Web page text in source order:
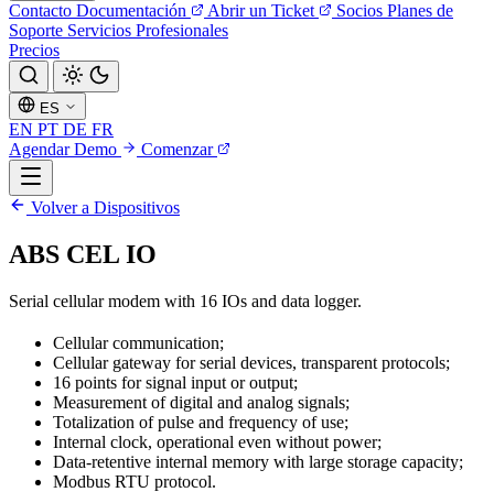
Contacto Documentación Abrir un Ticket Socios Planes de
Soporte Servicios Profesionales
Precios
ES
EN PT DE FR
Agendar Demo
Comenzar
Volver a Dispositivos
ABS CEL IO
Serial cellular modem with 16 IOs and data logger.
Cellular communication;
Cellular gateway for serial devices, transparent protocols;
16 points for signal input or output;
Measurement of digital and analog signals;
Totalization of pulse and frequency of use;
Internal clock, operational even without power;
Data-retentive internal memory with large storage capacity;
Modbus RTU protocol.